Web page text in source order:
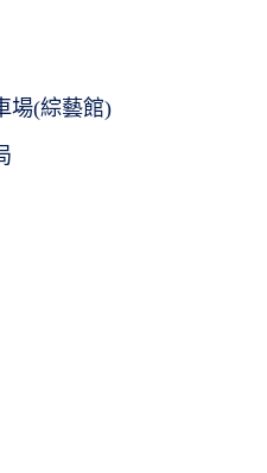
場(綜藝館)